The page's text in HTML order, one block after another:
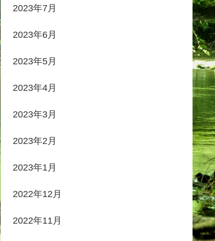
2023年7月
2023年6月
2023年5月
2023年4月
2023年3月
2023年2月
2023年1月
2022年12月
2022年11月